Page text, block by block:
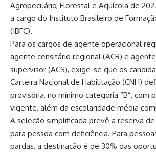
Agropecuário, Florestal e Aquícola de
a cargo do Instituto Brasileiro de
(IBFC).
Para os cargos de agente operacional
agente censitário regional (ACR) e
supervisor (ACS), exige-se que os
Carteira Nacional de Habilitação (CNH)
provisória, no mínimo categoria “B”, com
vigente, além da escolaridade média
A seleção simplificada prevê a reserva
para pessoa com deficiência. Para
pardas, a destinação é de 30% das